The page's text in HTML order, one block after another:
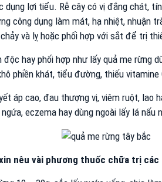
dụng lợi tiểu. Rễ cây có vị đắng chát,
công dụng làm mát, hạ nhiệt, nhuận
và lỵ hoặc phối hợp với sắt để trị
hay phối hợp như lấy quả me rừng
phiền khát, tiểu đường, thiếu vitamine
áp cao, đau thượng vị, viêm ruột, lao
eczema hay dùng ngoài lấy lá nấu
nêu vài phương thuốc chữa trị